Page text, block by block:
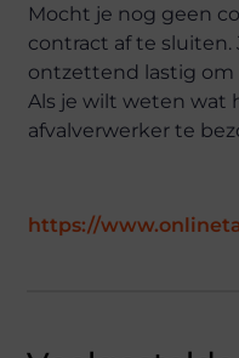
Mocht je nog geen
contract af te
ontzettend lastig om
Als je wilt weten wat
afvalverwerker te
https://